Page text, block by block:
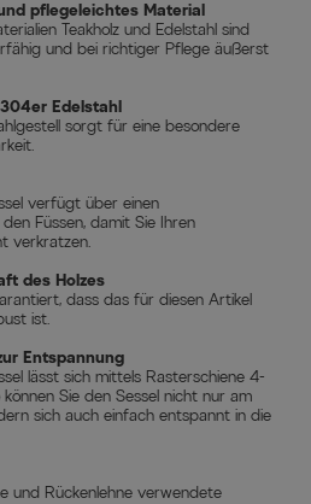
pflegeleichtes Material
Teakholz und Edelstahl sind
und bei richtiger Pflege äußerst
Edelstahl
sorgt für eine besondere
verfügt über einen
Füssen, damit Sie Ihren
verkratzen.
des Holzes
dass das für diesen Artikel
ist.
Entspannung
lässt sich mittels Rasterschiene 4-
Sie den Sessel nicht nur am
sich auch einfach entspannt in die
und Rückenlehne verwendete